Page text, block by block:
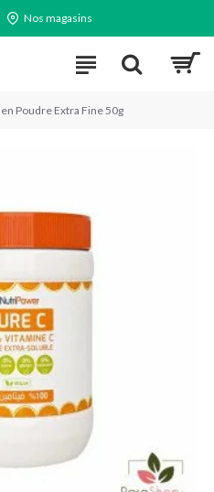
Nos magasins
Poudre Extra Fine 50g